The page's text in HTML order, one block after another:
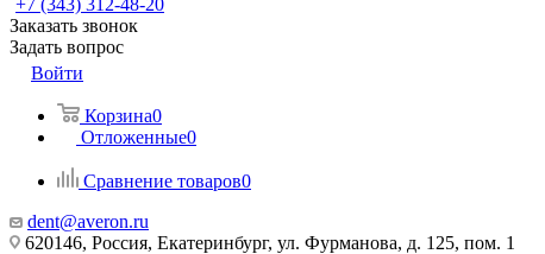
+7 (343) 312-48-20
Заказать звонок
Задать вопрос
Войти
Корзина0
Отложенные0
Сравнение товаров0
dent@averon.ru
620146, Россия, Екатеринбург, ул. Фурманова, д. 125, пом. 1